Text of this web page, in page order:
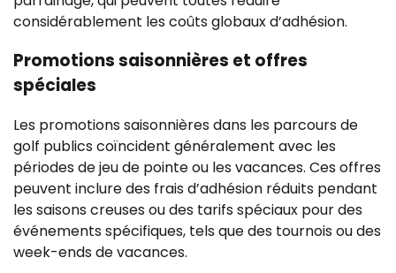
considérablement les coûts globaux d’adhésion.
Promotions saisonnières et offres
spéciales
Les promotions saisonnières dans les parcours de
golf publics coïncident généralement avec les
périodes de jeu de pointe ou les vacances. Ces offres
peuvent inclure des frais d’adhésion réduits pendant
les saisons creuses ou des tarifs spéciaux pour des
événements spécifiques, tels que des tournois ou des
week-ends de vacances.